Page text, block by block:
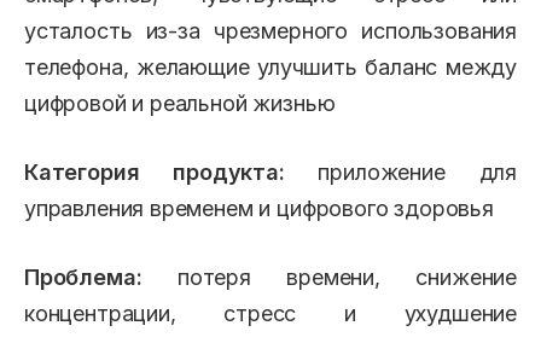
усталость из-за чрезмерного использования
телефона, желающие улучшить баланс между
цифровой и реальной жизнью
Категория продукта: приложение для
управления временем и цифрового здоровья
Проблема: потеря времени, снижение
концентрации, стресс и ухудшение